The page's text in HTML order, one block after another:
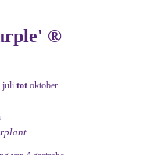
®
juli tot oktober